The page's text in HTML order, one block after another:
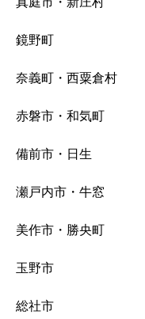
鏡野町
奈義町・西粟倉村
赤磐市・和気町
備前市・日生
瀬戸内市・牛窓
美作市・勝央町
玉野市
総社市